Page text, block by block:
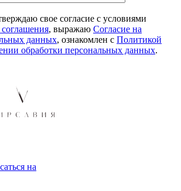
свое согласие с условиями
соглашения, выражаю Согласие на
данных, ознакомлен с Политикой
обработки персональных данных.
на